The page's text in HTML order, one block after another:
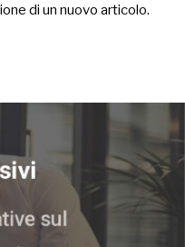
di un nuovo articolo.